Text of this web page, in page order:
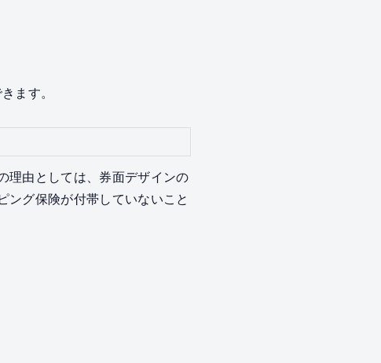
ます。
理由としては、券面デザインの
ング保険が付帯していないこと